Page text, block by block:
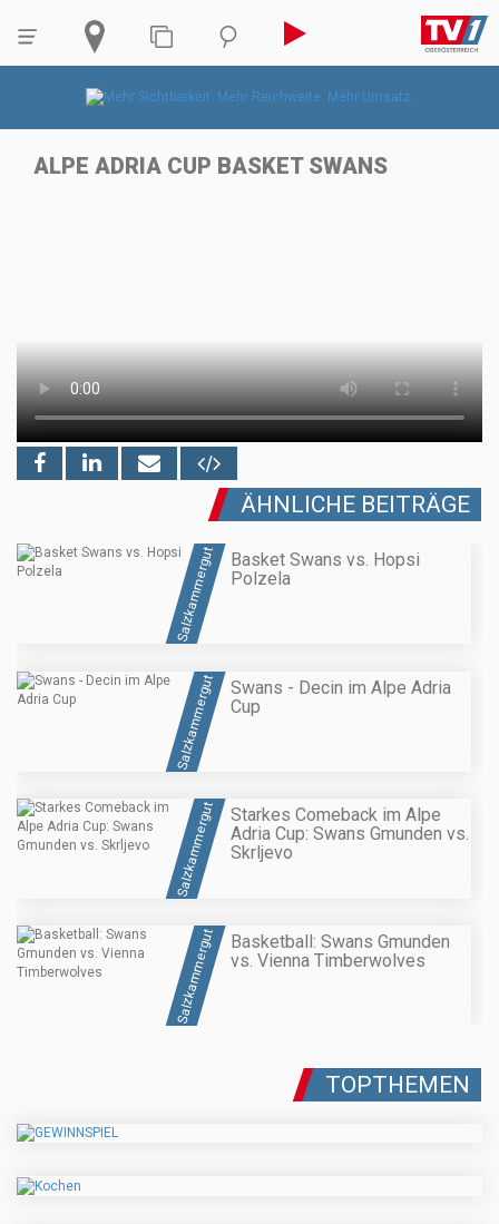
ALPE ADRIA CUP BASKET SWANS
ÄHNLICHE BEITRÄGE
Salzkammergut
Basket Swans vs. Hopsi
Polzela
Salzkammergut
Swans - Decin im Alpe Adria
Cup
Salzkammergut
Starkes Comeback im Alpe
Adria Cup: Swans Gmunden vs.
Skrljevo
Salzkammergut
Basketball: Swans Gmunden
vs. Vienna Timberwolves
TOPTHEMEN